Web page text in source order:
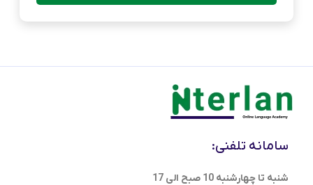
سامانه تلفنی:
شنبه تا چهارشنبه 10 صبح الی 17